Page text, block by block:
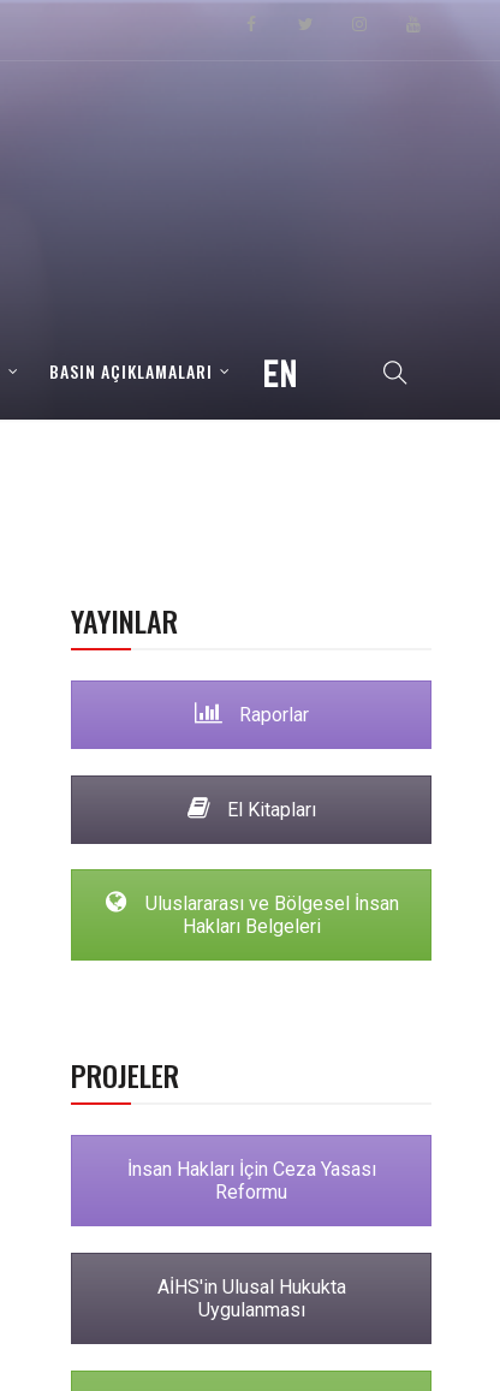
BASIN AÇIKLAMALARI
YAYINLAR
Raporlar
El Kitapları
Uluslararası ve Bölgesel İnsan
Hakları Belgeleri
PROJELER
İnsan Hakları İçin Ceza Yasası
Reformu
AİHS'in Ulusal Hukukta
Uygulanması